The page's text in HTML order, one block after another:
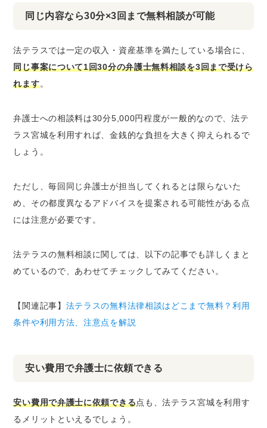
同じ内容なら30分×3回まで無料相談が可能
法テラスでは一定の収入・資産基準を満たしている場合に、
同じ事案について1回30分の弁護士無料相談を3回まで受けら
れます。
弁護士への相談料は30分5,000円程度が一般的なので、法テ
ラス宮城を利用すれば、金銭的な負担を大きく抑えられるで
しょう。
ただし、毎回同じ弁護士が担当してくれるとは限らないた
め、その都度異なるアドバイスを提案される可能性がある点
には注意が必要です。
法テラスの無料相談に関しては、以下の記事でも詳しくまと
めているので、あわせてチェックしてみてください。
【関連記事】 法テラスの無料法律相談はどこまで無料？利用
条件や利用方法、注意点を解説
安い費用で弁護士に依頼できる
安い費用で弁護士に依頼できる点も、法テラス宮城を利用す
るメリットといえるでしょう。